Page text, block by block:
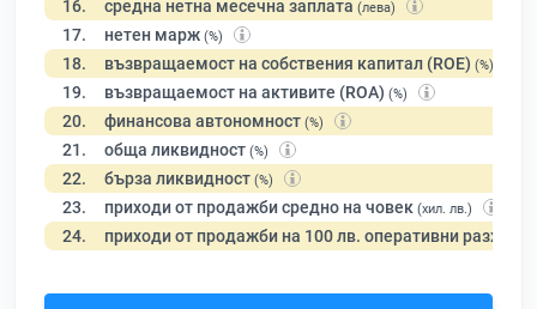
16. средна нетна месечна заплата (лева)
17. нетен марж (%)
18. възвращаемост на собствения капитал (ROE) (%)
19. възвращаемост на активите (ROA) (%)
20. финансова автономност (%)
21. обща ликвидност (%)
22. бърза ликвидност (%)
23. приходи от продажби средно на човек (хил. лв.)
24. приходи от продажби на 100 лв. оперативни разходи